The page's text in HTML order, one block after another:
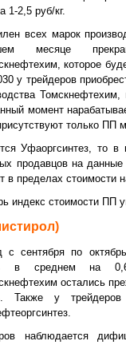
1-2,5 руб/кг.
всех марок
месяце
которое
у трейдеров
момент
только ПП
Уфаоргсинтез, то
продавцов на данные
в пределах стоимости
индекс стоимости ПП
с сентября по
в среднем на
остались
Также у
наблюдается